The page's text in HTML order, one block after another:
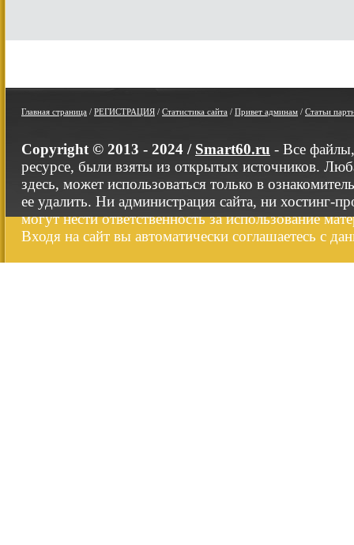
Главная страница / РЕГИСТРАЦИЯ / Статистика сайта / Привет админам / Статьи
Copyright © 2013 - 2024 / Smart60.ru - Все
ресурсе, были взяты из открытых источников.
здесь, может использоваться только в
ее удалить. Ни администрация сайта, ни хостинг-
могут нести ответственность за использование
Входя на сайт вы автоматически соглашаетесь с